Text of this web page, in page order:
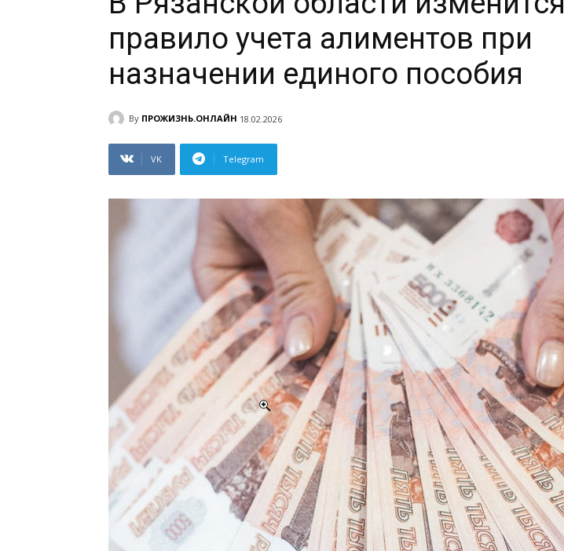
правило учета алиментов при
назначении единого пособия
By ПРОЖИЗНЬ.ОНЛАЙН 18.02.2026
VK Telegram